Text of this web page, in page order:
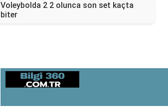
Voleybolda 2 2 olunca son set kaçta
biter